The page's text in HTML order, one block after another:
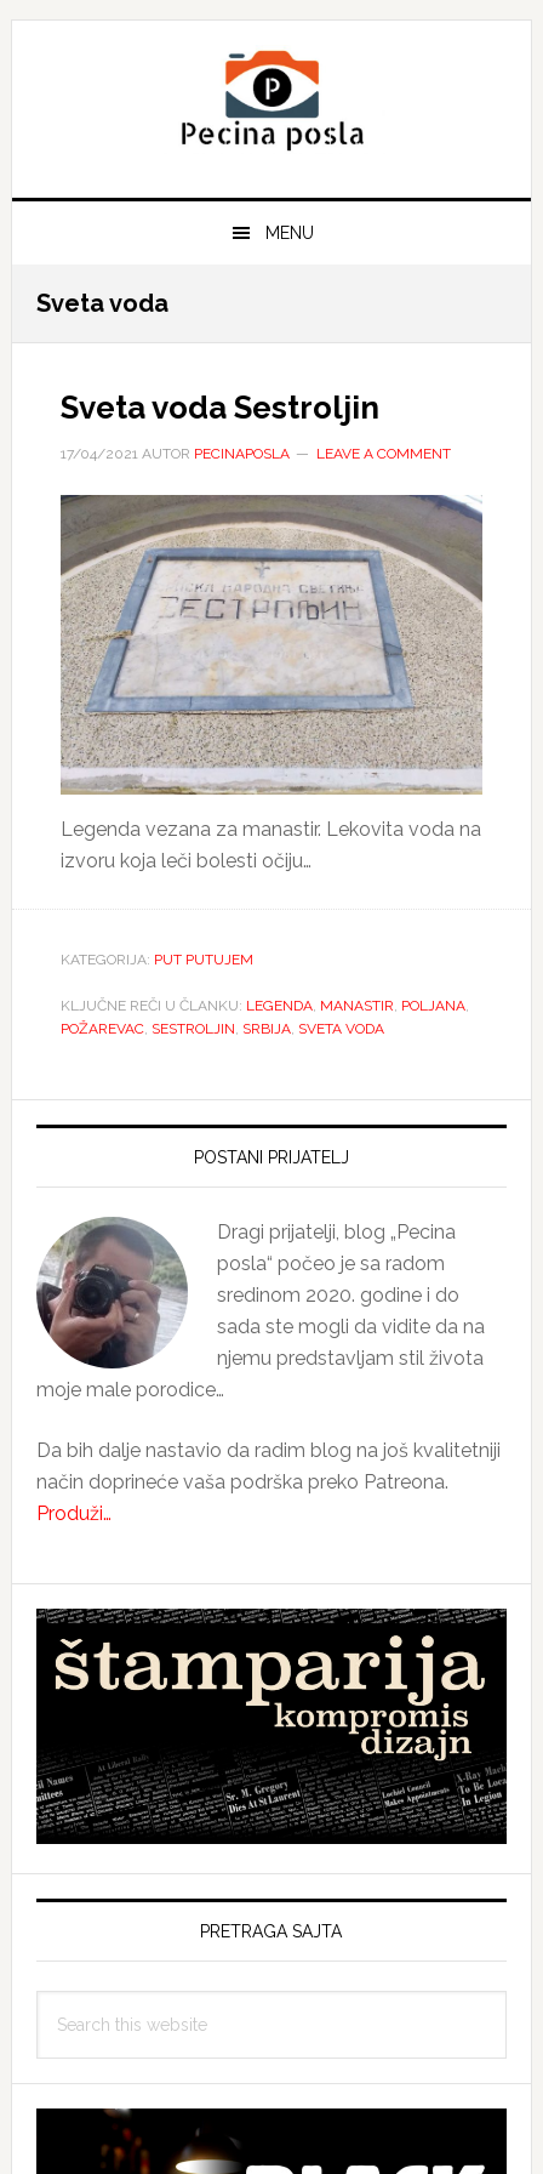
Skip
Skip
Skip
MENU
Sveta voda
Sveta voda Sestroljin
17/04/2021AUTOR PECINAPOSLA LEAVE A COMMENT
Legenda vezana za manastir. Lekovita voda na
izvoru koja leči bolesti očiju…
KATEGORIJA: PUT PUTUJEM
KLJUČNE REČI U ČLANKU: LEGENDA, MANASTIR, POLJANA,
POŽAREVAC, SESTROLJIN, SRBIJA, SVETA VODA
Primary
POSTANI PRIJATELJ
Dragi prijatelji, blog „Pecina
posla“ počeo je sa radom
sredinom 2020. godine i do
sada ste mogli da vidite da na
njemu predstavljam stil života
moje male porodice…
Da bih dalje nastavio da radim blog na još kvalitetniji
način doprineće vaša podrška preko Patreona.
Produži…
PRETRAGA SAJTA
this